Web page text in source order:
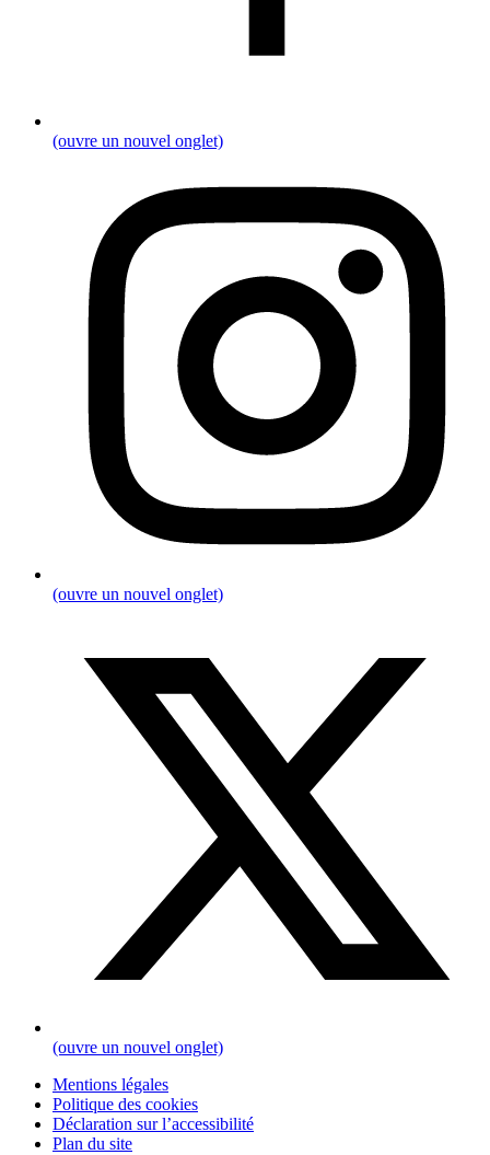
(ouvre un nouvel onglet)
(ouvre un nouvel onglet)
(ouvre un nouvel onglet)
Mentions légales
Politique des cookies
Déclaration sur l’accessibilité
Plan du site